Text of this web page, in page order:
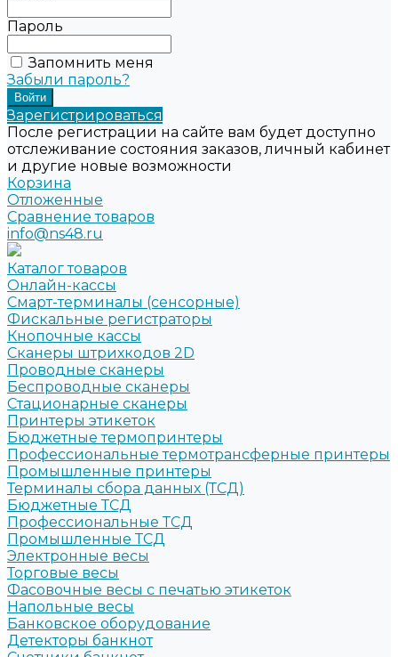
Пароль
Запомнить меня
Забыли пароль?
Зарегистрироваться
После регистрации на сайте вам будет доступно
отслеживание состояния заказов, личный кабинет
и другие новые возможности
Корзина
Отложенные
Сравнение товаров
info@ns48.ru
Каталог товаров
Онлайн-кассы
Смарт-терминалы (сенсорные)
Фискальные регистраторы
Кнопочные кассы
Сканеры штрихкодов 2D
Проводные сканеры
Беспроводные сканеры
Стационарные сканеры
Принтеры этикеток
Бюджетные термопринтеры
Профессиональные термотрансферные принтеры
Промышленные принтеры
Терминалы сбора данных (ТСД)
Бюджетные ТСД
Профессиональные ТСД
Промышленные ТСД
Электронные весы
Торговые весы
Фасовочные весы с печатью этикеток
Напольные весы
Банковское оборудование
Детекторы банкнот